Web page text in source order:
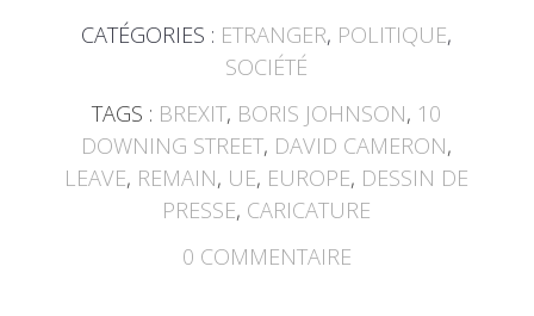
CATÉGORIES : ETRANGER, POLITIQUE,
SOCIÉTÉ
TAGS : BREXIT, BORIS JOHNSON, 10
DOWNING STREET, DAVID CAMERON,
LEAVE, REMAIN, UE, EUROPE, DESSIN DE
PRESSE, CARICATURE
0 COMMENTAIRE